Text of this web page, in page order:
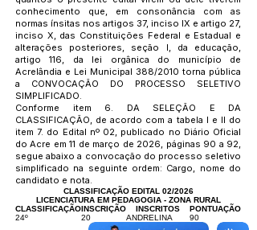
conhecimento que, em consonância com as
normas ínsitas nos artigos 37, inciso IX e artigo 27,
inciso X, das Constituições Federal e Estadual e
alterações posteriores, seção I, da educação,
artigo 116, da lei orgânica do município de
Acrelândia e Lei Municipal 388/2010 torna pública
a CONVOCAÇÃO DO PROCESSO SELETIVO
SIMPLIFICADO.
Conforme item 6. DA SELEÇÃO E DA
CLASSIFICAÇÃO, de acordo com a tabela I e II do
item 7. do Edital nº 02, publicado no Diário Oficial
do Acre em 11 de março de 2026, páginas 90 a 92,
segue abaixo a convocação do processo seletivo
simplificado na seguinte ordem: Cargo, nome do
candidato e nota.
CLASSIFICAÇÃO EDITAL 02/2026
LICENCIATURA EM PEDAGOGIA - ZONA RURAL
CLASSIFICAÇÃOINSCRIÇÃO INSCRITOS
PONTUAÇÃO
24º
20
ANDRELINA
90